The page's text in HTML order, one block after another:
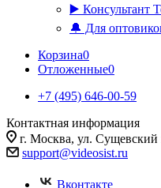
▶️ Консультант
🔔 Для
Корзина0
Отложенные0
+7 (495) 646-00-59
Контактная информация
г. Москва, ул. Сущевский
support@videosist.ru
Вконтакте